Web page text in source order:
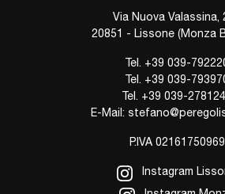
Via Nuova Valassina,
20851 - Lissone (Monza
Tel. +39 039-
Tel. +39 039-
Tel. +39 039-
E-Mail:
P.IVA 02161750969
Instagram